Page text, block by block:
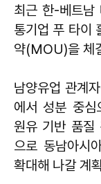
최근 한-베트남
통기업 푸 타이
약(MOU)을 체
남양유업 관계
에서 성분 중심
원유 기반 품질
으로 동남아시
확대해 나갈 계